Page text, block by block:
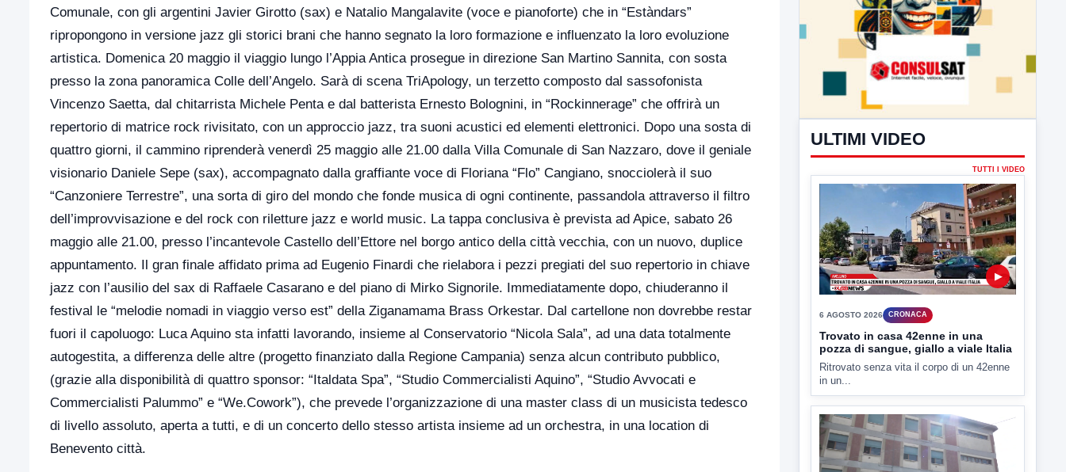
Comunale, con gli argentini Javier Girotto (sax) e Natalio Mangalavite (voce e pianoforte) che in “Estàndars”
ripropongono in versione jazz gli storici brani che hanno segnato la loro formazione e influenzato la loro evoluzione
artistica. Domenica 20 maggio il viaggio lungo l’Appia Antica prosegue in direzione San Martino Sannita, con sosta
presso la zona panoramica Colle dell’Angelo. Sarà di scena TriApology, un terzetto composto dal sassofonista
Vincenzo Saetta, dal chitarrista Michele Penta e dal batterista Ernesto Bolognini, in “Rockinnerage” che offrirà un
repertorio di matrice rock rivisitato, con un approccio jazz, tra suoni acustici ed elementi elettronici. Dopo una sosta di
quattro giorni, il cammino riprenderà venerdì 25 maggio alle 21.00 dalla Villa Comunale di San Nazzaro, dove il geniale
visionario Daniele Sepe (sax), accompagnato dalla graffiante voce di Floriana “Flo” Cangiano, snocciolerà il suo
“Canzoniere Terrestre”, una sorta di giro del mondo che fonde musica di ogni continente, passandola attraverso il filtro
dell’improvvisazione e del rock con riletture jazz e world music. La tappa conclusiva è prevista ad Apice, sabato 26
maggio alle 21.00, presso l’incantevole Castello dell’Ettore nel borgo antico della città vecchia, con un nuovo, duplice
appuntamento. Il gran finale affidato prima ad Eugenio Finardi che rielabora i pezzi pregiati del suo repertorio in chiave
jazz con l’ausilio del sax di Raffaele Casarano e del piano di Mirko Signorile. Immediatamente dopo, chiuderanno il
festival le “melodie nomadi in viaggio verso est” della Ziganamama Brass Orkestar. Dal cartellone non dovrebbe restar
fuori il capoluogo: Luca Aquino sta infatti lavorando, insieme al Conservatorio “Nicola Sala”, ad una data totalmente
autogestita, a differenza delle altre (progetto finanziato dalla Regione Campania) senza alcun contributo pubblico,
(grazie alla disponibilità di quattro sponsor: “Italdata Spa”, “Studio Commercialisti Aquino”, “Studio Avvocati e
Commercialisti Palummo” e “We.Cowork”), che prevede l’organizzazione di una master class di un musicista tedesco
di livello assoluto, aperta a tutti, e di un concerto dello stesso artista insieme ad un orchestra, in una location di
Benevento città.
ULTIMI VIDEO
TUTTI I VIDEO
▶
6 AGOSTO 2026 CRONACA
Trovato in casa 42enne in una
pozza di sangue, giallo a viale Italia
Ritrovato senza vita il corpo di un 42enne
in un...